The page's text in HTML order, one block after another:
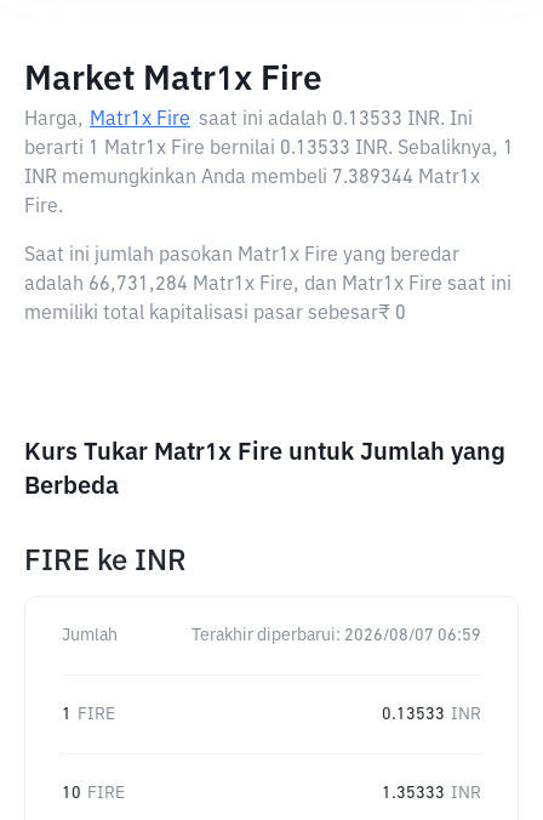
Market Matr1x Fire
Harga, Matr1x Fire saat ini adalah 0.13533 INR. Ini
berarti 1 Matr1x Fire bernilai 0.13533 INR. Sebaliknya, 1
INR memungkinkan Anda membeli 7.389344 Matr1x
Fire.
Saat ini jumlah pasokan Matr1x Fire yang beredar
adalah 66,731,284 Matr1x Fire, dan Matr1x Fire saat ini
memiliki total kapitalisasi pasar sebesar₹ 0
Kurs Tukar Matr1x Fire untuk Jumlah yang
Berbeda
FIRE ke INR
Jumlah Terakhir diperbarui: 2026/08/07 06:59
1 FIRE 0.13533 INR
10 FIRE 1.35333 INR